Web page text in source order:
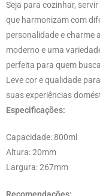
Seja para cozinhar,
que harmonizam com
personalidade e charme
moderno e uma
perfeita para quem
Leve cor e qualidade
suas experiências
Especificações:
Capacidade: 800ml
Altura: 20mm
Largura: 267mm